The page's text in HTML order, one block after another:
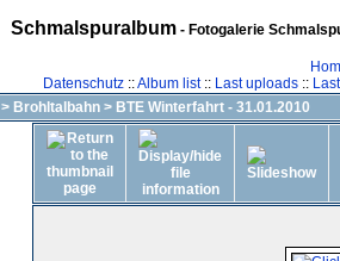
Schmalspuralbum- Fotogalerie
Datenschutz::Album list:: Last uploads::
> Brohltalbahn > BTE Winterfahrt - 31.01.2010